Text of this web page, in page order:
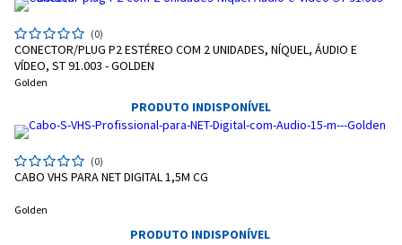
Cartão de crédito
Pagamento via Pix
(0)
CONECTOR/PLUG P2 ESTÉREO COM 2 UNIDADES, NÍQUEL, ÁUDIO E
VÍDEO, ST 91.003 - GOLDEN
Golden
PRODUTO INDISPONÍVEL
(0)
CABO VHS PARA NET DIGITAL 1,5M CG
Golden
PRODUTO INDISPONÍVEL